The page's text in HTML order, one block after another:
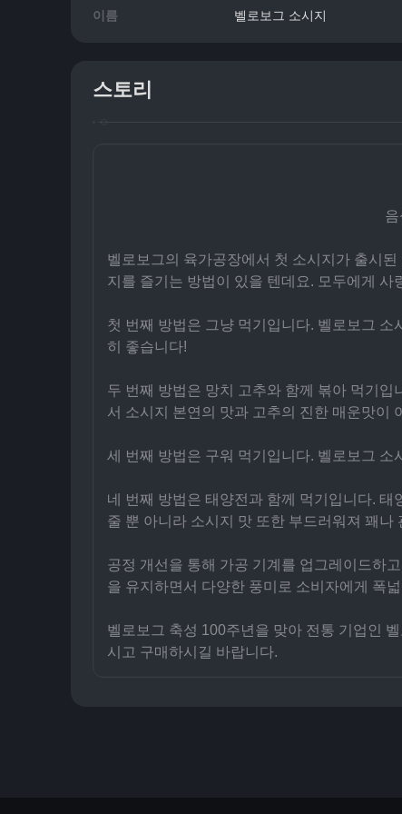
이름 벨로보그 소시지
스토리
음
벨로보그의 육가공장에서 첫 소시지가 출시된
지를 즐기는 방법이 있을 텐데요. 모두에게
첫 번째 방법은 그냥 먹기입니다. 벨로보그
히 좋습니다!
두 번째 방법은 망치 고추와 함께 볶아 먹기
서 소시지 본연의 맛과 고추의 진한 매운맛
세 번째 방법은 구워 먹기입니다. 벨로보그 소
네 번째 방법은 태양전과 함께 먹기입니다.
줄 뿐 아니라 소시지 맛 또한 부드러워져 꽤나
공정 개선을 통해 가공 기계를 업그레이드하
을 유지하면서 다양한 풍미로 소비자에게 폭
벨로보그 축성 100주년을 맞아 전통 기업인
시고 구매하시길 바랍니다.